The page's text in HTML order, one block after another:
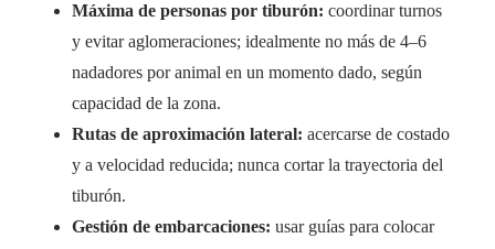
Máxima de personas por tiburón: coordinar turnos
y evitar aglomeraciones; idealmente no más de 4–6
nadadores por animal en un momento dado, según
capacidad de la zona.
Rutas de aproximación lateral: acercarse de costado
y a velocidad reducida; nunca cortar la trayectoria del
tiburón.
Gestión de embarcaciones: usar guías para colocar